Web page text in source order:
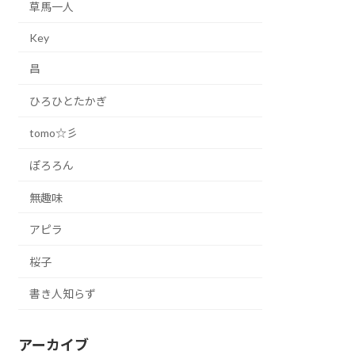
草馬一人
Key
昌
ひろひとたかぎ
tomo☆彡
ぽろろん
無趣味
アピラ
桜子
書き人知らず
アーカイブ